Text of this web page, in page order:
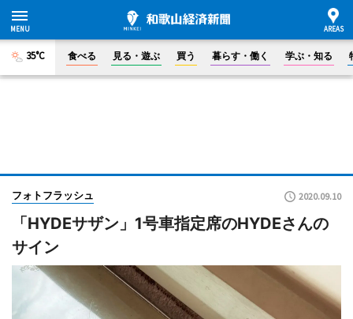
35°C 食べる 見る・遊ぶ 買う 暮らす・働く 学ぶ・知る
フォトフラッシュ 2020.09.10
「HYDEサザン」1号車指定席のHYDEさんの
サイン